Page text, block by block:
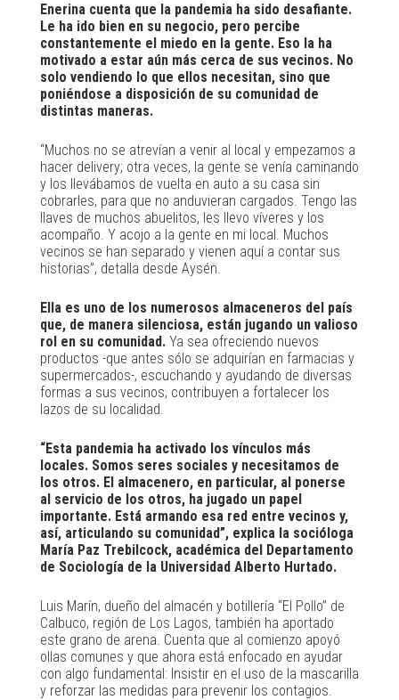
Enerina cuenta que la pandemia ha sido desafiante.
Le ha ido bien en su negocio, pero percibe
constantemente el miedo en la gente. Eso la ha
motivado a estar aún más cerca de sus vecinos. No
solo vendiendo lo que ellos necesitan, sino que
poniéndose a disposición de su comunidad de
distintas maneras.
“Muchos no se atrevían a venir al local y empezamos a
hacer delivery; otra veces, la gente se venía caminando
y los llevábamos de vuelta en auto a su casa sin
cobrarles, para que no anduvieran cargados. Tengo las
llaves de muchos abuelitos, les llevo víveres y los
acompaño. Y acojo a la gente en mi local. Muchos
vecinos se han separado y vienen aquí a contar sus
historias”, detalla desde Aysén.
Ella es uno de los numerosos almaceneros del país
que, de manera silenciosa, están jugando un valioso
rol en su comunidad.Ya sea ofreciendo nuevos
productos -que antes sólo se adquirían en farmacias y
supermercados-, escuchando y ayudando de diversas
formas a sus vecinos, contribuyen a fortalecer los
lazos de su localidad.
“Esta pandemia ha activado los vínculos más
locales. Somos seres sociales y necesitamos de
los otros. El almacenero, en particular, al ponerse
al servicio de los otros, ha jugado un papel
importante. Está armando esa red entre vecinos y,
así, articulando su comunidad”, explica la socióloga
María Paz Trebilcock, académica del Departamento
de Sociología de la Universidad Alberto Hurtado.
Luis Marín, dueño del almacén y botillería “El Pollo” de
Calbuco, región de Los Lagos, también ha aportado
este grano de arena. Cuenta que al comienzo apoyó
ollas comunes y que ahora está enfocado en ayudar
con algo fundamental: Insistir en el uso de la mascarilla
y reforzar las medidas para prevenir los contagios.